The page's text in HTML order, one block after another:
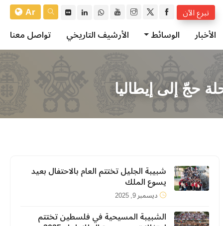
تبرع الآن
Ar
الأخبار الوسائط الأرشيف التاريخي تواصل معنا
حجّ إلى إيطاليا
شبيبة الجليل تختتم العام بالاحتفال بعيد
يسوع الملك
ديسمبر 9, 2025
الشبيبة المسيحية في فلسطين تختتم